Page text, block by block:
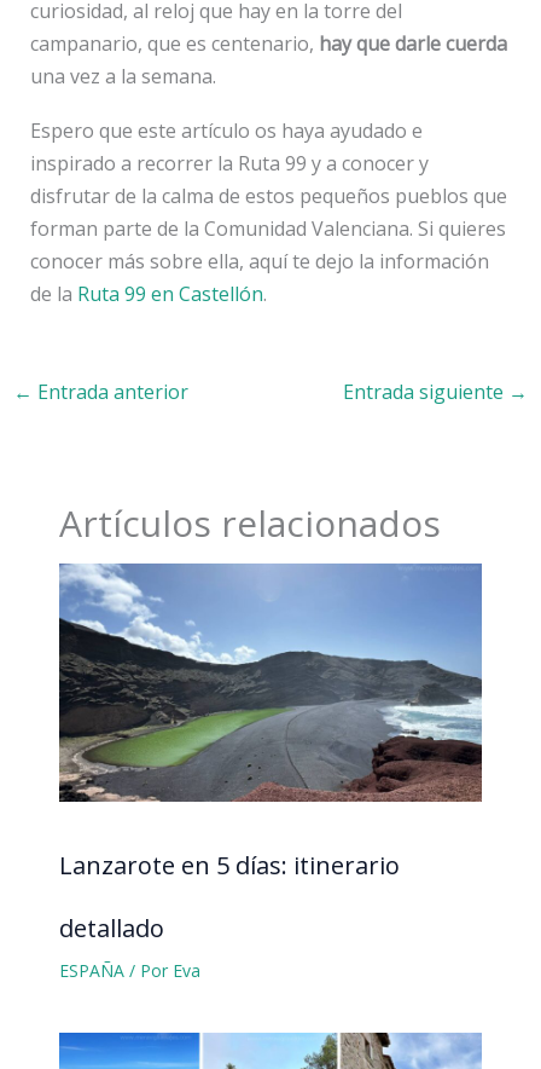
curiosidad, al reloj que hay en la torre del
campanario, que es centenario, hay que darle cuerda
una vez a la semana.
Espero que este artículo os haya ayudado e
inspirado a recorrer la Ruta 99 y a conocer y
disfrutar de la calma de estos pequeños pueblos que
forman parte de la Comunidad Valenciana. Si quieres
conocer más sobre ella, aquí te dejo la información
de la Ruta 99 en Castellón.
← Entrada anterior Entrada siguiente →
Artículos relacionados
Lanzarote en 5 días: itinerario
detallado
ESPAÑA/ Por Eva